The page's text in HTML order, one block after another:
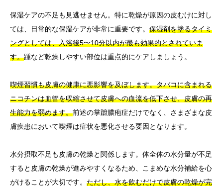
保湿ケアの不足も見逃せません。特に乾燥が原因の皮むけに対し
ては、日常的な保湿ケアが非常に重要です。 保湿剤を塗るタイミ
ングとしては、入浴後5〜10分以内が最も効果的とされていま
す。踵など乾燥しやすい部位は重点的にケアしましょう。
喫煙習慣も皮膚の健康に悪影響を及ぼします。タバコに含まれる
ニコチンは血管を収縮させて皮膚への血流を低下させ、皮膚の再
生能力を弱めます。前述の掌蹠膿疱症だけでなく、さまざまな皮
膚疾患において喫煙は症状を悪化させる要因となります。
水分摂取不足も皮膚の乾燥と関係します。体全体の水分量が不足
すると皮膚の乾燥が進みやすくなるため、こまめな水分補給を心
がけることが大切です。 ただし、水を飲むだけで皮膚の乾燥が完